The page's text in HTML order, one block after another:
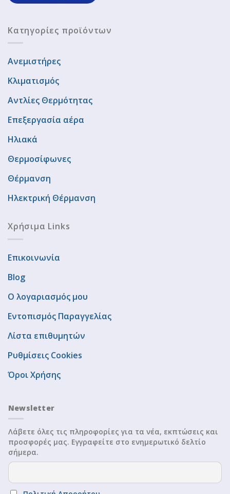
Κατηγορίες προϊόντων
Ανεμιστήρες
Κλιματισμός
Αντλίες Θερμότητας
Επεξεργασία αέρα
Ηλιακά
Θερμοσίφωνες
Θέρμανση
Ηλεκτρική Θέρμανση
Χρήσιμα Links
Επικοινωνία
Blog
Ο λογαριασμός μου
Εντοπισμός Παραγγελίας
Λίστα επιθυμητών
Ρυθμίσεις Cookies
Όροι Χρήσης
Newsletter
Λάβετε όλες τις πληροφορίες για τα νέα, εκπτώσεις και
προσφορές μας. Εγγραφείτε στο ενημερωτικό δελτίο
σήμερα.